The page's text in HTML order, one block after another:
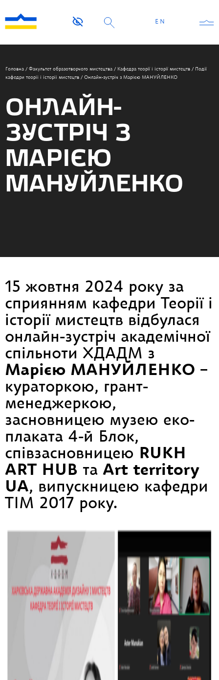
EN
Головна / Факультет образотворчого мистецтва / Кафедра теорії і історії мистецтв / Події
кафедри теоріі і історіі мистецтв / Онлайн-зустріч з Марією МАНУЙЛЕНКО
ОНЛАЙН-
ЗУСТРІЧ З
МАРІЄЮ
МАНУЙЛЕНКО
15 жовтня 2024 року за
сприянням кафедри Теорії і
історії мистецтв відбулася
онлайн-зустріч академічної
спільноти ХДАДМ з
Марією МАНУЙЛЕНКО –
кураторкою, грант-
менеджеркою,
засновницею музею еко-
плаката 4-й Блок,
співзасновницею RUKH
ART HUB та Art territory
UA, випускницею кафедри
ТІМ 2017 року.